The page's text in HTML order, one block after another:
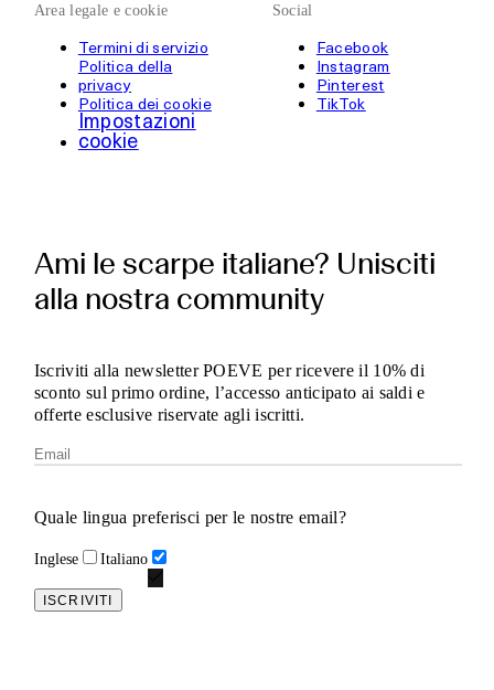
Area legale e cookie
Termini di servizio
Politica della
privacy
Politica dei cookie
Impostazioni
cookie
Social
Facebook
Instagram
Pinterest
TikTok
Ami le scarpe italiane? Unisciti
alla nostra community
Iscriviti alla newsletter POEVE per ricevere il 10% di
sconto sul primo ordine, l’accesso anticipato ai saldi e
offerte esclusive riservate agli iscritti.
Quale lingua preferisci per le nostre email?
Inglese Italiano
ISCRIVITI